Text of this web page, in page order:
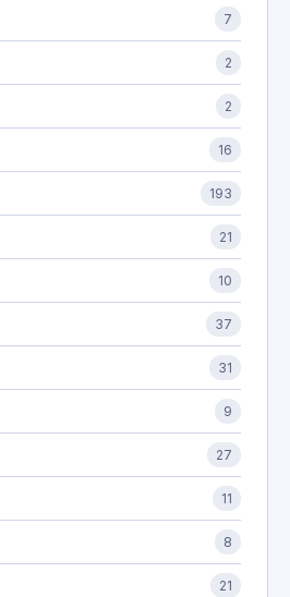
7
2
2
16
193
21
10
37
31
9
27
11
8
21